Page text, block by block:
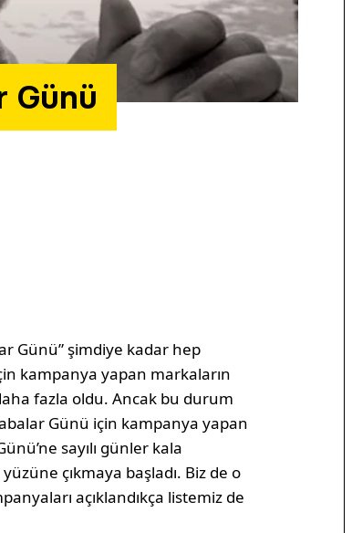
Günü
Günü” şimdiye kadar hep
kampanya yapan markaların
fazla oldu. Ancak bu durum
Günü için kampanya yapan
sayılı günler kala
çıkmaya başladı. Biz de o
açıklandıkça listemiz de